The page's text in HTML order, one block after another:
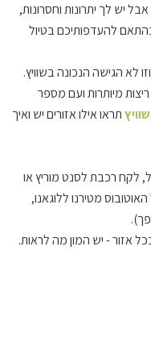
יש לך יתרונות וחסרונות,
להעדפותיכם בטיול
לא הגישה הנכונה בשוויץ.
מיותרות ועם מספר
תראו אילו אזורים יש ואיך
לקח רכבת לסנט מוריץ או
מטירנו ללוגאנו,
אזור - יש המון מה לראות.